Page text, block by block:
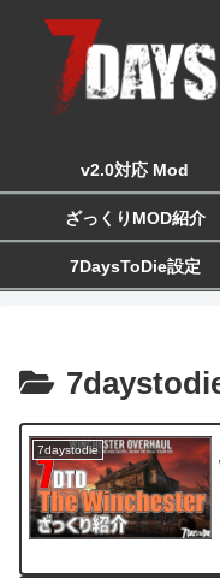
v2.0対応 Mod
ざっくりMOD紹介
7DaysToDie設定
7daystodie